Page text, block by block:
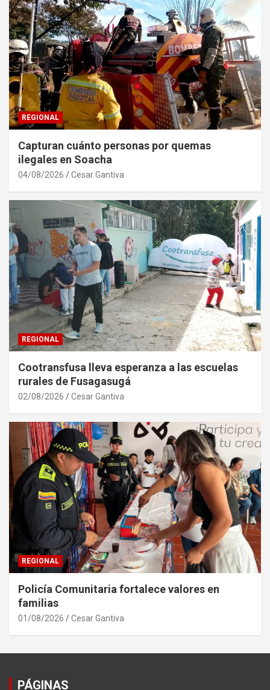
REGIONAL
Capturan cuánto personas por quemas
ilegales en Soacha
04/08/2026 Cesar Gantiva
REGIONAL
Cootransfusa lleva esperanza a las escuelas
rurales de Fusagasugá
02/08/2026 Cesar Gantiva
REGIONAL
Policía Comunitaria fortalece valores en
familias
01/08/2026 Cesar Gantiva
PÁGINAS